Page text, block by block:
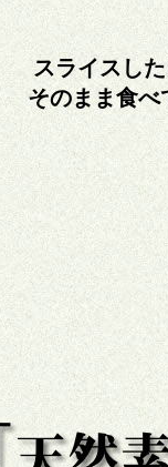
スライスし
そのまま食べ